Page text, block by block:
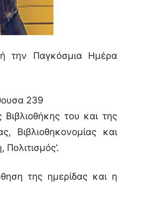
την Παγκόσμια Ημέρα
239
του και της
Βιβλιοθηκονομίας και
της ημερίδας και η